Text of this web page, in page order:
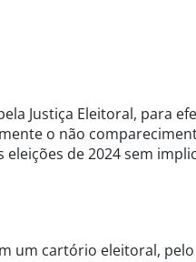
Justiça Eleitoral, para
o não
de 2024 sem
um cartório eleitoral,